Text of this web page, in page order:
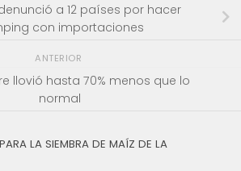
a 12 países por hacer
con importaciones
ANTERIOR
llovió hasta 70% menos que lo
normal
LA SIEMBRA DE MAÍZ DE LA